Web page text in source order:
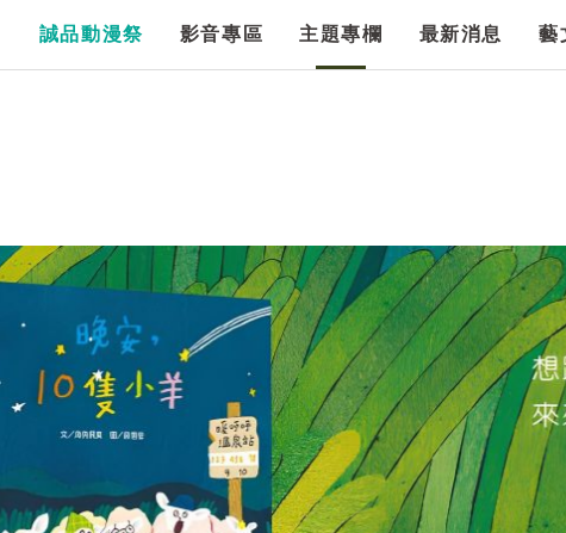
誠品動漫祭 影音專區 主題專欄 最新消息 藝